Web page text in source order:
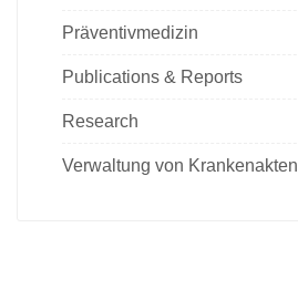
Präventivmedizin
Publications & Reports
Research
Verwaltung von Krankenakten